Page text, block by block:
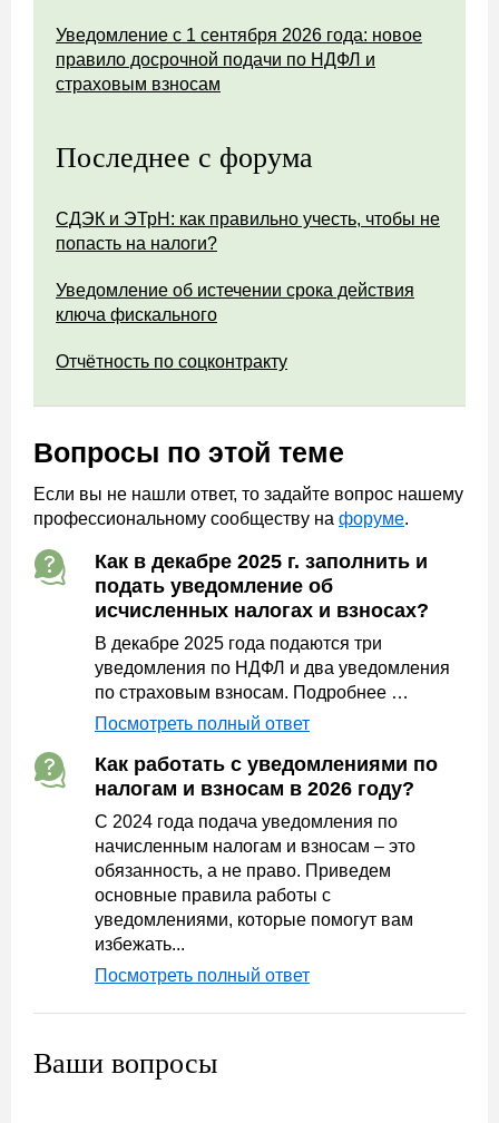
Уведомление с 1 сентября 2026 года: новое
правило досрочной подачи по НДФЛ и
страховым взносам
Последнее с форума
СДЭК и ЭТрН: как правильно учесть, чтобы не
попасть на налоги?
Уведомление об истечении срока действия
ключа фискального
Отчётность по соцконтракту
Вопросы по этой теме
Если вы не нашли ответ, то задайте вопрос нашему
профессиональному сообществу на форуме.
Как в декабре 2025 г. заполнить и
подать уведомление об
исчисленных налогах и взносах?
В декабре 2025 года подаются три
уведомления по НДФЛ и два уведомления
по страховым взносам. Подробнее …
Посмотреть полный ответ
Как работать с уведомлениями по
налогам и взносам в 2026 году?
С 2024 года подача уведомления по
начисленным налогам и взносам – это
обязанность, а не право. Приведем
основные правила работы с
уведомлениями, которые помогут вам
избежать...
Посмотреть полный ответ
Ваши вопросы